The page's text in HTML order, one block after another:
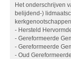
Het onderschrijven
belijdend-)
- Hersteld
- Gereformeerde
- Gereformeerde
- Oud